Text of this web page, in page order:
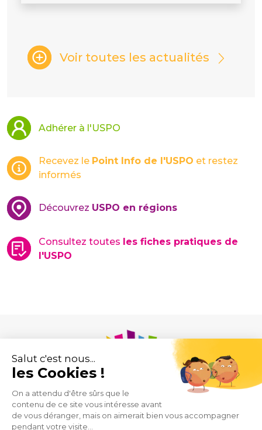
Voir toutes les actualités
Adhérer à l'USPO
Recevez le Point Info de l'USPO et restez
informés
Découvrez USPO en régions
Consultez toutes les fiches pratiques de
l'USPO
Union des Syndicats de Pharmaciens d’Officine